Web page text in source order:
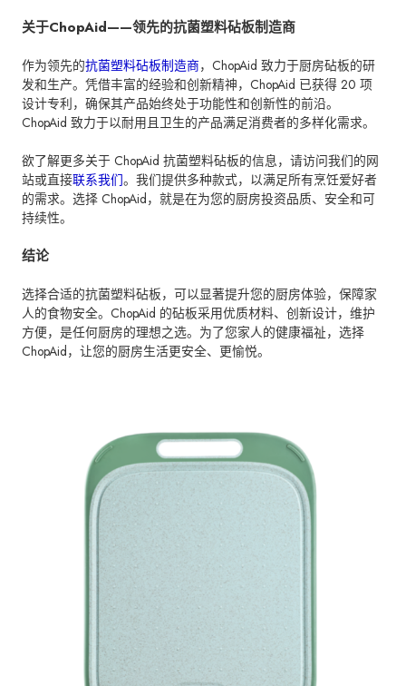
关于ChopAid——领先的抗菌塑料砧板制造商
作为领先的抗菌塑料砧板制造商，ChopAid 致力于厨房砧板的研
发和生产。凭借丰富的经验和创新精神，ChopAid 已获得 20 项
设计专利，确保其产品始终处于功能性和创新性的前沿。
ChopAid 致力于以耐用且卫生的产品满足消费者的多样化需求。
欲了解更多关于 ChopAid 抗菌塑料砧板的信息，请访问我们的网
站或直接联系我们。我们提供多种款式，以满足所有烹饪爱好者
的需求。选择 ChopAid，就是在为您的厨房投资品质、安全和可
持续性。
结论
选择合适的抗菌塑料砧板，可以显著提升您的厨房体验，保障家
人的食物安全。ChopAid 的砧板采用优质材料、创新设计，维护
方便，是任何厨房的理想之选。为了您家人的健康福祉，选择
ChopAid，让您的厨房生活更安全、更愉悦。